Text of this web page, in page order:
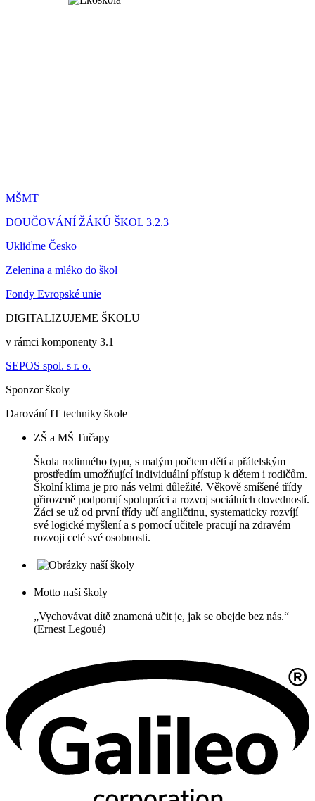
MŠMT
DOUČOVÁNÍ ŽÁKŮ ŠKOL 3.2.3
Ukliďme Česko
Zelenina a mléko do škol
Fondy Evropské unie
DIGITALIZUJEME ŠKOLU
v rámci komponenty 3.1
SEPOS spol. s r. o.
Sponzor školy
Darování IT techniky škole
ZŠ a MŠ Tučapy
Škola rodinného typu, s malým počtem dětí a přátelským
prostředím umožňující individuální přístup k dětem i rodičům.
Školní klima je pro nás velmi důležité. Věkově smíšené třídy
přirozeně podporují spolupráci a rozvoj sociálních dovedností.
Žáci se už od první třídy učí angličtinu, systematicky rozvíjí
své logické myšlení a s pomocí učitele pracují na zdravém
rozvoji celé své osobnosti.
Motto naší školy
„Vychovávat dítě znamená učit je, jak se obejde bez nás.“
(Ernest Legoué)